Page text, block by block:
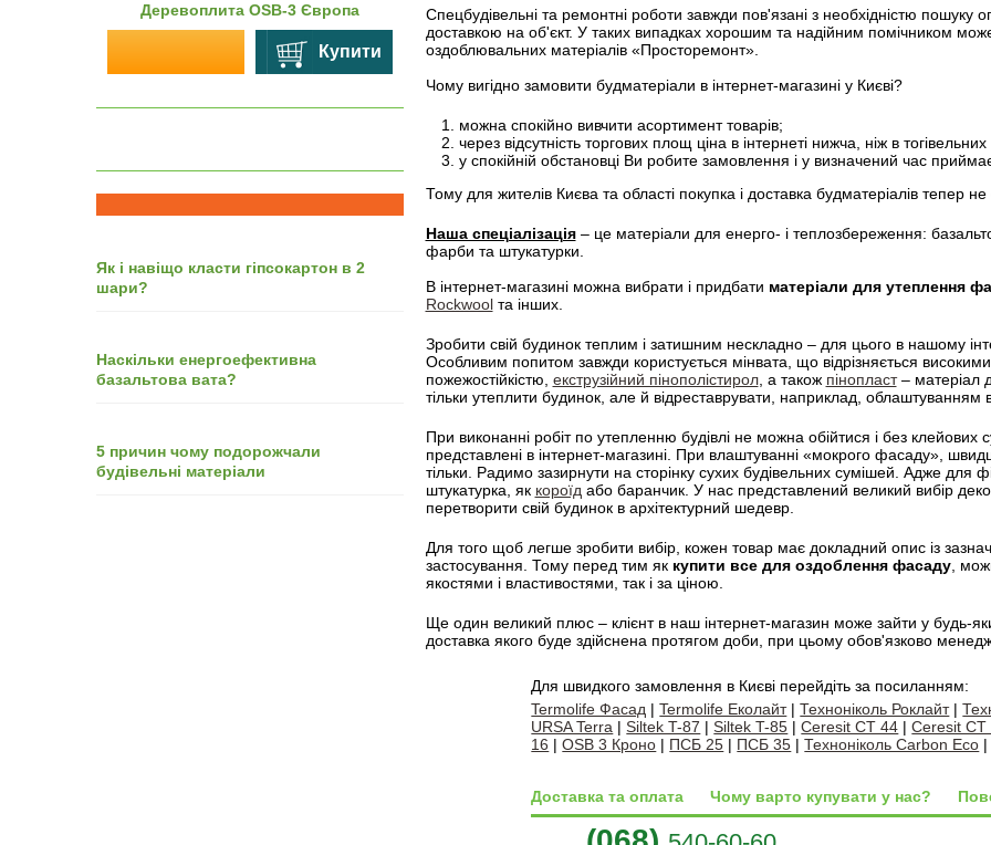
Деревоплита OSB-3 Європа
Купити
OSB-3 Кроно-Україна, в асортименті
566,05 грн. Купити
ДВП плита
189,15 грн.
Як і навіщо класти гіпсокартон в 2
шари?
Наскільки енергоефективна
базальтова вата?
5 причин чому подорожчали
будівельні матеріали
Спецбудівельні та ремонтні роботи завжди пов'язані з необхідністю
доставкою на об'єкт. У таких випадках хорошим та надійним помічником
оздоблювальних матеріалів «Просторемонт».
Чому вигідно замовити будматеріали в інтернет-магазині у Києві?
можна спокійно вивчити асортимент товарів;
через відсутність торгових площ ціна в інтернеті нижча, ніж в
у спокійній обстановці Ви робите замовлення і у визначений час
Тому для жителів Києва та області покупка і доставка будматеріалів тепер
Наша спеціалізація– це матеріали для енерго- і теплозбереження:
фарби та штукатурки.
В інтернет-магазині можна вибрати і придбати матеріали для утеплення
Rockwoolта інших.
Зробити свій будинок теплим і затишним нескладно – для цього в нашому
Особливим попитом завжди користується мінвата, що відрізняється
пожежостійкістю, екструзійний пінополістирол, а також пінопласт– матеріал
тільки утеплити будинок, але й відреставрувати, наприклад,
При виконанні робіт по утепленню будівлі не можна обійтися і без
представлені в інтернет-магазині. При влаштуванні «мокрого фасаду»,
тільки. Радимо зазирнути на сторінку сухих будівельних сумішей. Адже для
штукатурка, як короїд або баранчик. У нас представлений великий вибір
перетворити свій будинок в архітектурний шедевр.
Для того щоб легше зробити вибір, кожен товар має докладний опис із
застосування. Тому перед тим як купити все для оздоблення фасаду,
якостями і властивостями, так і за ціною.
Ще один великий плюс – клієнт в наш інтернет-магазин може зайти у будь-
доставка якого буде здійснена протягом доби, при цьому обов'язково
Для швидкого замовлення в Києві перейдіть за посиланням:
Termolife Фасад |Termolife Еколайт|Техноніколь Роклайт|
URSA Terra |Siltek T-87 |Siltek T-85 |Ceresit CT 44 |Ceresit CT
16 |OSB 3 Кроно | ПСБ 25 | ПСБ 35 |Техноніколь Carbon Eco |
Доставка та оплата Чому варто купувати у нас?